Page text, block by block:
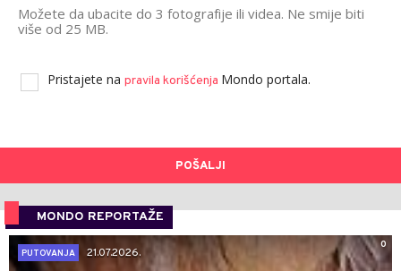
Možete da ubacite do 3 fotografije ili videa. Ne smije biti
više od 25 MB.
Pristajete na pravila korišćenja Mondo portala.
POŠALJI
MONDO REPORTAŽE
0
PUTOVANJA
21.07.2026.